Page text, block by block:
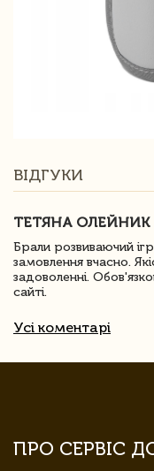
ВІДГУКИ
ТЕТЯНА ОЛЕЙНИК
Брали розвиваючий
замовлення вчасно.
задоволенні.
сайті.
Усі коментарі
ПРО СЕРВІС